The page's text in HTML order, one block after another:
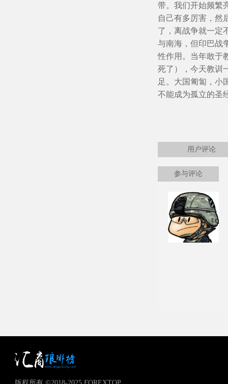
带。我们开始频繁
自己有多厉害，然
了，离战争就一定
与南海，但印巴战
性作用。当年敢于
死了），今天教训
足。大国匍匐，小
不能成为孤立的圣
用户评论
参与评论